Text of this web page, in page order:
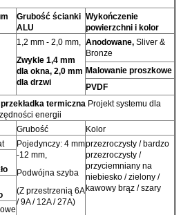
Grubość ścianki
ALU
Wykończenie
powierzchni i kolor
1,2 mm - 2,0 mm,
Zwykle 1,4 mm
dla okna, 2,0 mm
dla drzwi
Anodowane, Sliver &
Bronze
Malowanie proszkowe
PVDF
termiczna Projekt systemu dla
energii
Grubość
Kolor
Pojedynczy: 4 mm
-12 mm,
Podwójna szyba
(Z przestrzenią 6A
/ 9A / 12A / 27A)
przezroczysty / bardzo
przezroczysty /
przyciemniany na
niebiesko / zielony /
kawowy brąz / szary